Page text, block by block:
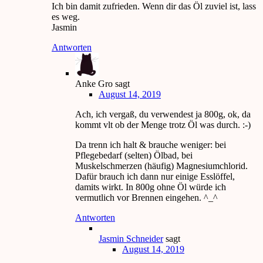
Ich bin damit zufrieden. Wenn dir das Öl zuviel ist, lass
es weg.
Jasmin
Antworten
Anke Gro sagt
August 14, 2019
Ach, ich vergaß, du verwendest ja 800g, ok, da
kommt vlt ob der Menge trotz Öl was durch. :-)
Da trenn ich halt & brauche weniger: bei
Pflegebedarf (selten) Ölbad, bei
Muskelschmerzen (häufig) Magnesiumchlorid.
Dafür brauch ich dann nur einige Esslöffel,
damits wirkt. In 800g ohne Öl würde ich
vermutlich vor Brennen eingehen. ^_^
Antworten
Jasmin Schneider sagt
August 14, 2019